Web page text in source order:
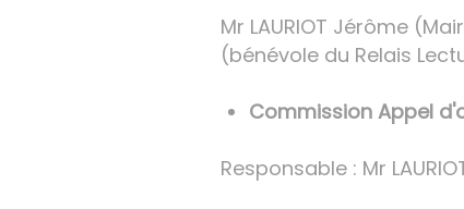
Mr LAURIOT Jérôme
(bénévole du Relais
Commission Appel
Responsable : Mr